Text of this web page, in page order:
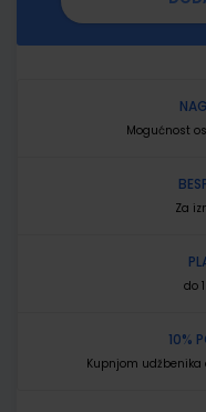
Mogućnost
Za
do
10%
Kupnjom